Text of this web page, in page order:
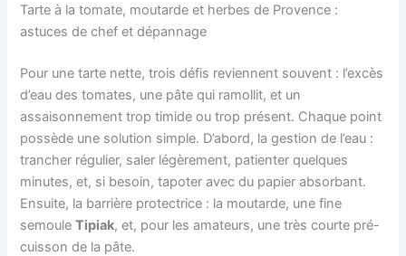
Tarte à la tomate, moutarde et herbes de Provence :
astuces de chef et dépannage
Pour une tarte nette, trois défis reviennent souvent : l’excès
d’eau des tomates, une pâte qui ramollit, et un
assaisonnement trop timide ou trop présent. Chaque point
possède une solution simple. D’abord, la gestion de l’eau :
trancher régulier, saler légèrement, patienter quelques
minutes, et, si besoin, tapoter avec du papier absorbant.
Ensuite, la barrière protectrice : la moutarde, une fine
semouleTipiak, et, pour les amateurs, une très courte pré-
cuisson de la pâte.